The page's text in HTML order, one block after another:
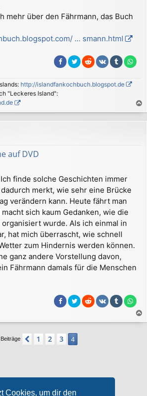
Cookies, um dir den
mehr über den Fährmann, das Buch
... smann.html
http://islandfankochbuch.blogspot.de
"Leckeres Island":
a
c
auf DVD
finde solche Geschichten immer
merkt, wie sehr eine Brücke
verändern kann. Heute fährt man
sich kaum Gedanken, wie die
wurde. Als ich einmal in
hat mich überrascht, wie schnell
zum Hindernis werden können.
ganz andere Vorstellung davon,
Fährmann damals für die Menschen
a
Vorherige
1 2 3 4